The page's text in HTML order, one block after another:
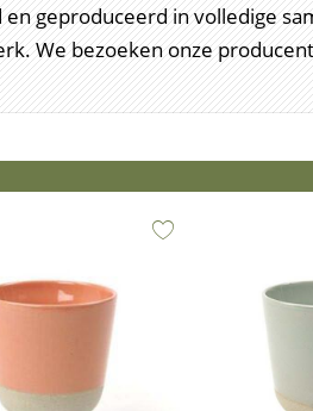
geproduceerd in volledige
We bezoeken onze